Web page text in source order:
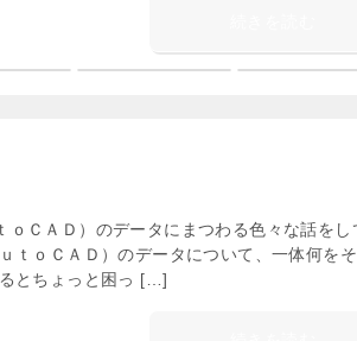
ｏＣＡＤ）のデータにまつわる色々な話をし
ｔｏＣＡＤ）のデータについて、一体何を
とちょっと困っ […]